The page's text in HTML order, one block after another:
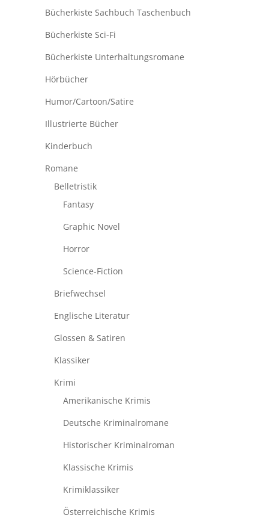
Bücherkiste Sachbuch Taschenbuch
Bücherkiste Sci-Fi
Bücherkiste Unterhaltungsromane
Hörbücher
Humor/Cartoon/Satire
Illustrierte Bücher
Kinderbuch
Romane
Belletristik
Fantasy
Graphic Novel
Horror
Science-Fiction
Briefwechsel
Englische Literatur
Glossen & Satiren
Klassiker
Krimi
Amerikanische Krimis
Deutsche Kriminalromane
Historischer Kriminalroman
Klassische Krimis
Krimiklassiker
Österreichische Krimis